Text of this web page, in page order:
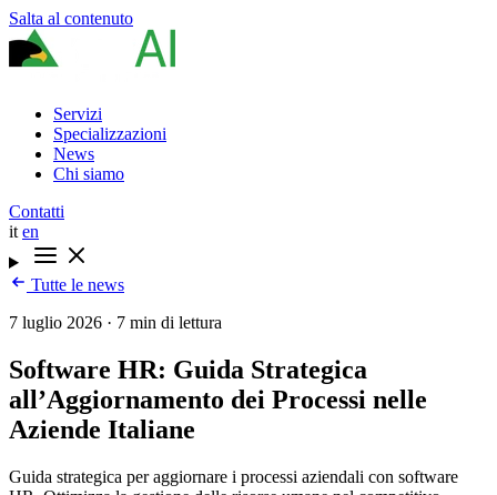
Salta al contenuto
Servizi
Specializzazioni
News
Chi siamo
Contatti
it en
Tutte le news
7 luglio 2026 · 7 min di lettura
Software HR: Guida Strategica
all’Aggiornamento dei Processi nelle
Aziende Italiane
Guida strategica per aggiornare i processi aziendali con software